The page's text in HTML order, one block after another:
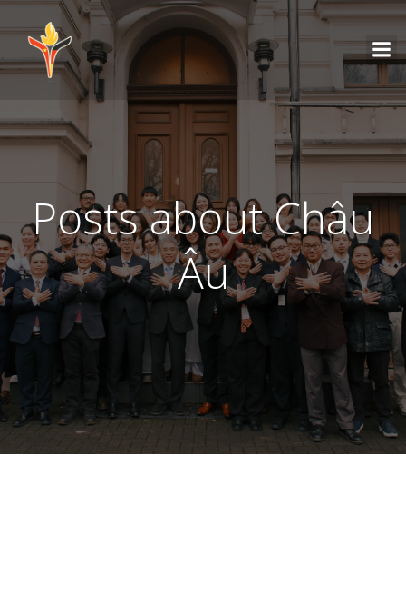
Posts about Châu
Âu